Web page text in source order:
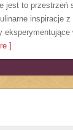
jest to
inspiracje
]